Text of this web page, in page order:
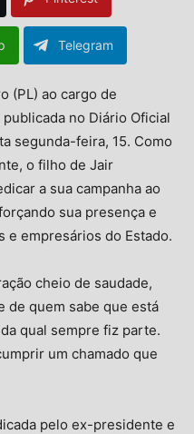
Telegram
(PL) ao cargo de
no Diário Oficial
segunda-feira, 15. Como
o filho de Jair
a sua campanha ao
sua presença e
e empresários do Estado.
cheio de saudade,
de quem sabe que está
qual sempre fiz parte.
um chamado que
pelo ex-presidente e